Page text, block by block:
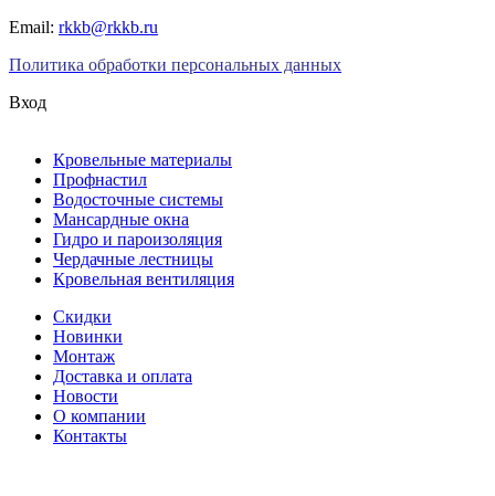
Email: rkkb@rkkb.ru
Политика обработки персональных данных
Вход
Кровельные материалы
Профнастил
Водосточные системы
Мансардные окна
Гидро и пароизоляция
Чердачные лестницы
Кровельная вентиляция
Скидки
Новинки
Монтаж
Доставка и оплата
Новости
О компании
Контакты